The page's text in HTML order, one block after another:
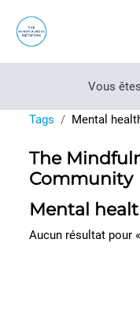
Vous
Tags Mental
The
Community
Mental
Aucun résultat pour